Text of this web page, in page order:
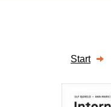
Start